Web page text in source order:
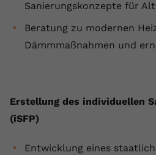
Sanierungskonzepte für
Beratung zu modernen
Dämmmaßnahmen und
Erstellung des individuellen
(iSFP)
Entwicklung eines
Laufzeit 2 Jahre